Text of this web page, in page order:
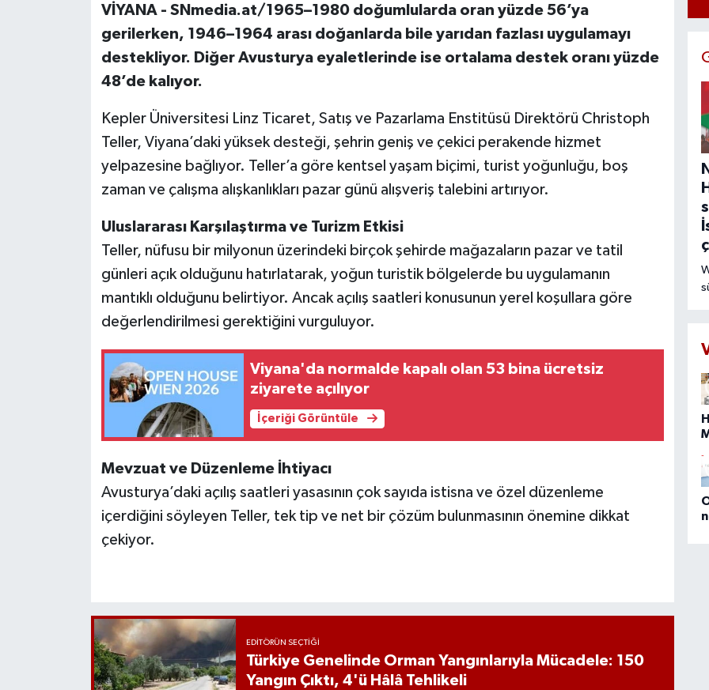
VİYANA - SNmedia.at/1965–1980 doğumlularda oran yüzde 56’ya
gerilerken, 1946–1964 arası doğanlarda bile yarıdan fazlası uygulamayı
destekliyor. Diğer Avusturya eyaletlerinde ise ortalama destek oranı yüzde
48’de kalıyor.
Kepler Üniversitesi Linz Ticaret, Satış ve Pazarlama Enstitüsü Direktörü Christoph
Teller, Viyana’daki yüksek desteği, şehrin geniş ve çekici perakende hizmet
yelpazesine bağlıyor. Teller’a göre kentsel yaşam biçimi, turist yoğunluğu, boş
zaman ve çalışma alışkanlıkları pazar günü alışveriş talebini artırıyor.
Uluslararası Karşılaştırma ve Turizm Etkisi
Teller, nüfusu bir milyonun üzerindeki birçok şehirde mağazaların pazar ve tatil
günleri açık olduğunu hatırlatarak, yoğun turistik bölgelerde bu uygulamanın
mantıklı olduğunu belirtiyor. Ancak açılış saatleri konusunun yerel koşullara göre
değerlendirilmesi gerektiğini vurguluyor.
Viyana'da normalde kapalı olan 53 bina ücretsiz
ziyarete açılıyor
İçeriği Görüntüle
Mevzuat ve Düzenleme İhtiyacı
Avusturya’daki açılış saatleri yasasının çok sayıda istisna ve özel düzenleme
içerdiğini söyleyen Teller, tek tip ve net bir çözüm bulunmasının önemine dikkat
çekiyor.
EDITÖRÜN SEÇTIĞI
Türkiye Genelinde Orman Yangınlarıyla Mücadele: 150
Yangın Çıktı, 4'ü Hâlâ Tehlikeli